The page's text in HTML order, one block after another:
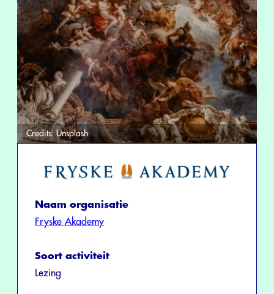
Credits:Unsplash
Naam organisatie
Fryske Akademy
Soort activiteit
Lezing